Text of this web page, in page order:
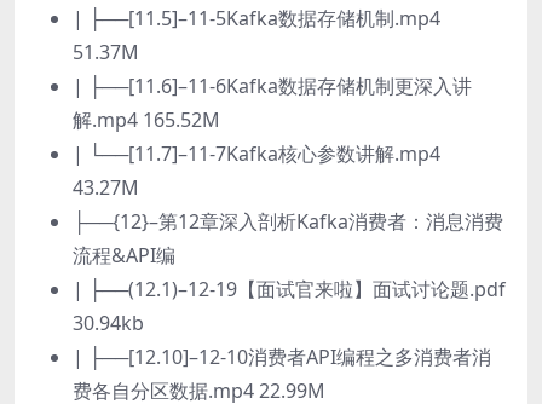
| ├──[11.5]–11-5Kafka数据存储机制.mp4
51.37M
| ├──[11.6]–11-6Kafka数据存储机制更深入讲
解.mp4 165.52M
| └──[11.7]–11-7Kafka核心参数讲解.mp4
43.27M
├──{12}–第12章深入剖析Kafka消费者：消息消费
流程&API编
| ├──(12.1)–12-19【面试官来啦】面试讨论题.pdf
30.94kb
| ├──[12.10]–12-10消费者API编程之多消费者消
费各自分区数据.mp4 22.99M